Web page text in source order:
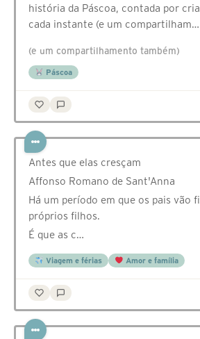
história da Páscoa, contada por
cada instante (e um compartilham…
(e um compartilhamento também)
Páscoa
Antes que elas cresçam
Affonso Romano de Sant'Anna
Há um período em que os pais vão
próprios filhos.
É que as c…
Viagem e férias Amor e família